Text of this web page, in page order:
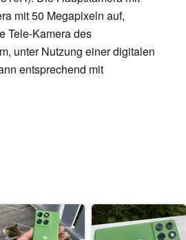
mit 50 Megapixeln auf,
Tele-Kamera des
unter Nutzung einer digitalen
entsprechend mit